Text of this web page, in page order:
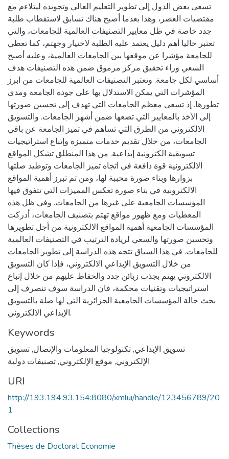
تسعى بعض الدول إلى تطوير التعليم العالي وتجويده ليتلاءم مع
مقتضيات العصر، وهذا بعدما أصبح هناك تسابق لاستقطاب طلبة
جدد خاصة في ظل معايير التصنيفات العالمية للجامعات، والتي
تعتبر حاليا أهم دليل يعتمد عليه الطلبة لاختيار وجهتم، كما تعطي
للجامعة مؤشرا عن موقعها بين الجامعات العالمية، وعليه أصبح
السعي وراء تحقيق مركز مرموق ضمن هذه التصنيفات هدف
أساسي لكل جامعة. وتعتبر التصنيفات العالمية للجامعات من ابرز
المؤشرات التي يمكن الاستدلال بها على جودة الجامعة ومدى
تطورها. إذ تسعى معظم الجامعات التي تهدف إلى تحسين صورتها
إلى الأخذ بالمعايير التي تضعها ضمن أشهر الجامعات. والتسويق
الالكتروني من الطرق التي تساهم في تميز الجامعة عن باقي
الجامعات، من خلال تقديم خدمات متميزة وإتباع استراتيجيات
تسويقية الكترونية إبداعية. من هذا المنطلق تشكل المواقع
الالكترونية قوة دافعة في اتجاه تميز الجامعات وتوطيد صلتها
بزوارها وبناء صورة محببة لها، ومن تم تبرز أهمية المواقع
الالكترونية في بناء صورة تعكس المميزات التي تتفوق فيها
المؤسسات الجامعية على غيرها من الجامعات. وفي ظل هذه
المعطيات ومع ظهور مواقع تهتم بتصنيف الجامعات، أدركت
المؤسسات الجامعية أهمية المواقع الالكترونية من أجل تطويرها
وتحسين صورتها والسعي لريادة الترتيب في التصنيفات العالمية
للجامعات. في هذا السياق تتجه هذه الدراسة إلى تطوير الجامعات
من خلال التسويق الإبداعي الالكتروني، فإذا كان التسويق
الالكتروني يهتم بجذب زبائن جدد والحفاظ عليهم من خلال إتباع
استراتيجيات وتقنيات محكمة، فان الدراسة سوف تنصرف إلى
بحث حالة المؤسسات الجامعية الجزائرية التي لها صلة بالتسويق
الإبداعي الالكتروني.
Keywords
تسويق الإبداعي,تكنولوجيا المعلومات والإتصال,تسويق
الإلكتروني, موقع الإلكتروني,تصنيفات دولية
URI
http://193.194.93.154:8080/xmlui/handle/123456789/20
1
Collections
Thèses de Doctorat Economie